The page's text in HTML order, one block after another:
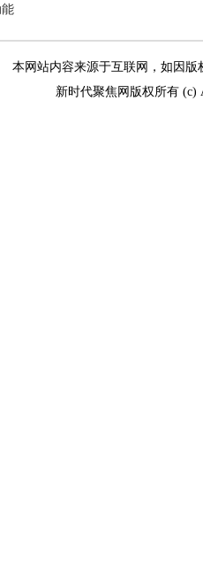
本网站内容来源于互联网，如因版
新时代聚焦网版权所有 (c)